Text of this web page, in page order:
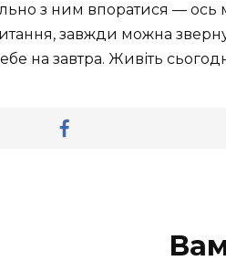
з ним впоратися — ось
завжди можна
на завтра. Живіть